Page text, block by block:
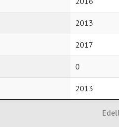
2013
2017
0
2013